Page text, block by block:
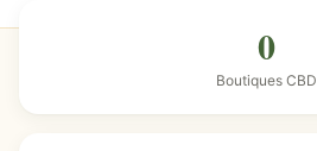
0
Boutiques CBD